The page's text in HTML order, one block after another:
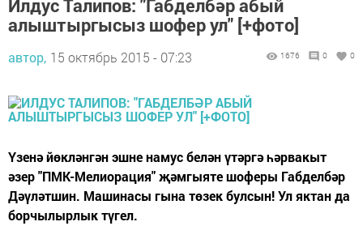
Илдус Талипов: "Габделбәр абый
алыштыргысыз шофер ул" [+фото]
автор, 15 октябрь 2015 - 07:23 1676 0 0
Үзенә йөкләнгән эшне намус белән үтәргә һәрвакыт
әзер "ПМК-Мелиорация" җәмгыяте шоферы Габделбәр
Дәүләтшин. Машинасы гына төзек булсын! Ул яктан да
борчылырлык түгел.